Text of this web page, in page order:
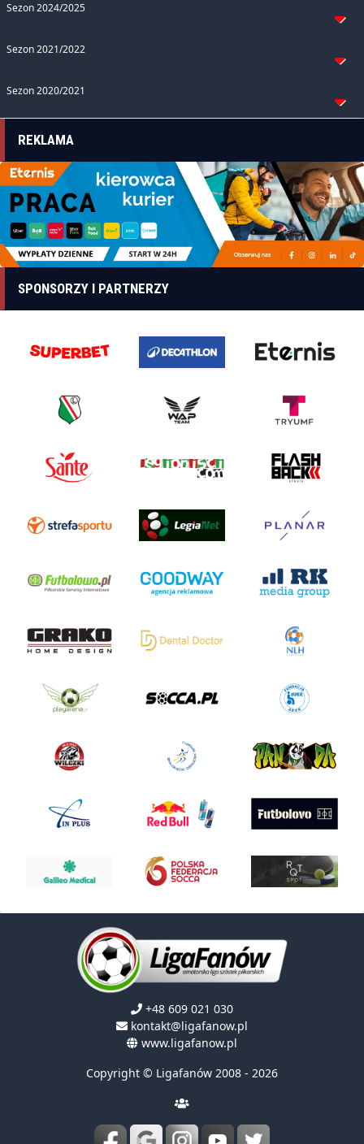
Sezon 2024/2025
Sezon 2021/2022
Sezon 2020/2021
REKLAMA
SPONSORZY I PARTNERZY
+48 609 021 030
kontakt@ligafanow.pl
www.ligafanow.pl
Copyright © Ligafanów 2008 - 2026